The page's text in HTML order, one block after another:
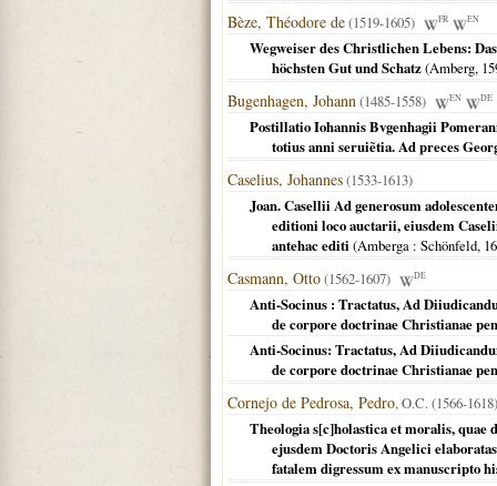
Bèze, Théodore de(1519-1605) FR EN
Wegweiser des Christlichen Lebens:
höchsten Gut und Schatz(Amberg,
Bugenhagen, Johann(1485-1558) EN DE
Postillatio Iohannis Bvgenhagii
totius anni seruiẽtia. Ad preces
Caselius, Johannes(1533-1613)
Joan. Casellii Ad generosum
editioni loco auctarii, eiusdem
antehac editi (Amberga : Schönfeld,
Casmann, Otto(1562-1607) DE
Anti-Socinus : Tractatus, Ad
de corpore doctrinae Christianae
Anti-Socinus: Tractatus, Ad
de corpore doctrinae Christianae
Cornejo de Pedrosa, Pedro, O.C. (1566-
Theologia s[c]holastica et moralis, quae
ejusdem Doctoris Angelici
fatalem digressum ex manuscripto